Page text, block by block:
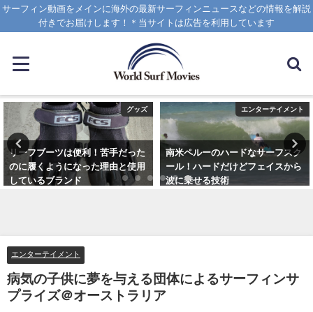
サーフィン動画をメインに海外の最新サーフィンニュースなどの情報を解説
付きでお届けします！＊当サイトは広告を利用しています
グッズ
リーフブーツは便利！苦手だった
のに履くようになった理由と使用
しているブランド
エンターテイメント
南米ペルーのハードなサーフスク
ール！ハードだけどフェイスから
波に乗せる技術
エンターテイメント
病気の子供に夢を与える団体によるサーフィンサ
プライズ＠オーストラリア